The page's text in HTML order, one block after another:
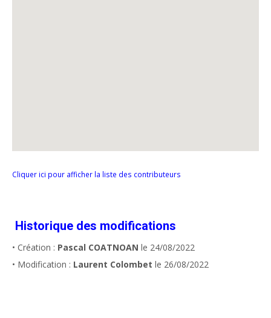
Cliquer ici pour afficher la liste des contributeurs
Historique des modifications
• Création : Pascal COATNOAN le 24/08/2022
• Modification : Laurent Colombet le 26/08/2022